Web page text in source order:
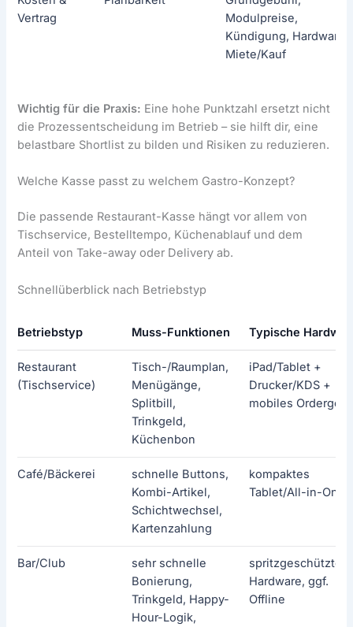
Vertrag
Modulpreise,
Kündigung, Hardware-
Miete/Kauf
Wichtig für die Praxis: Eine hohe Punktzahl ersetzt nicht
die Prozessentscheidung im Betrieb – sie hilft dir, eine
belastbare Shortlist zu bilden und Risiken zu reduzieren.
Welche Kasse passt zu welchem Gastro-Konzept?
Die passende Restaurant-Kasse hängt vor allem von
Tischservice, Bestelltempo, Küchenablauf und dem
Anteil von Take-away oder Delivery ab.
Schnellüberblick nach Betriebstyp
Betriebstyp Muss-Funktionen Typische
Restaurant
(Tischservice)
Tisch-/Raumplan,
Menügänge,
Splitbill,
Trinkgeld,
Küchenbon
iPad/Tablet +
Drucker/KDS +
mobiles
Café/Bäckerei
schnelle Buttons,
Kombi-Artikel,
Schichtwechsel,
Kartenzahlung
kompaktes
Tablet/All-in-One
Bar/Club
sehr schnelle
Bonierung,
Trinkgeld, Happy-
Hour-Logik,
spritzgeschützte
Hardware, ggf.
Offline